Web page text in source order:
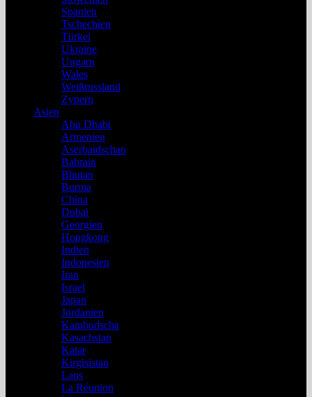
Spanien
Tschechien
Türkei
Ukraine
Ungarn
Wales
Weißrussland
Zypern
Asien
Abu Dhabi
Armenien
Aserbaidschan
Bahrain
Bhutan
Burma
China
Dubai
Georgien
Hongkong
Indien
Indonesien
Iran
Israel
Japan
Jordanien
Kambodscha
Kasachstan
Katar
Kirgisistan
Laos
La Réunion